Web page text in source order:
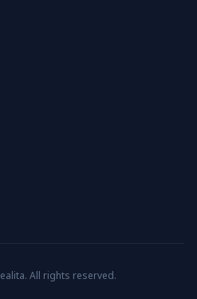
All rights reserved.